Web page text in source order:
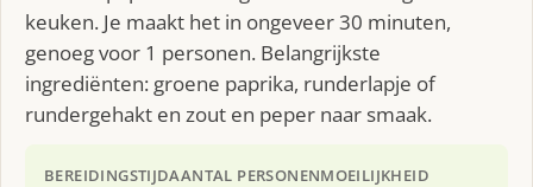
keuken. Je maakt het in ongeveer 30 minuten,
genoeg voor 1 personen. Belangrijkste
ingrediënten: groene paprika, runderlapje of
rundergehakt en zout en peper naar smaak.
BEREIDINGSTIJDAANTAL PERSONENMOEILIJKHEID